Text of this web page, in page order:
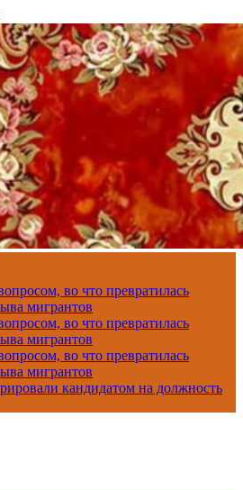
во что превратилась
мигрантов
во что превратилась
мигрантов
во что превратилась
мигрантов
кандидатом на должность